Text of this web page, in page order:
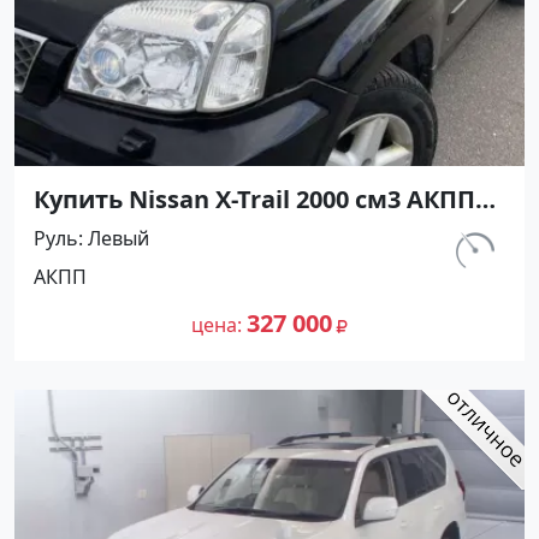
Купить Nissan X-Trail 2000 см3 АКПП
(140 л.с.) Бензин инжектор в
Ивановская : цвет Черный
Внедорожник 2005 года по цене
327000 рублей, объявление №24727
на сайте Авторынок23
км.
Руль Левый
АКПП
цена 327 000